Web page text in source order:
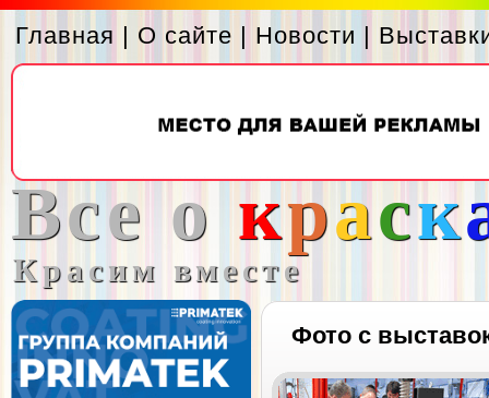
Главная | О сайте | Новости |
Все о краск
Красим вместе
Фото с